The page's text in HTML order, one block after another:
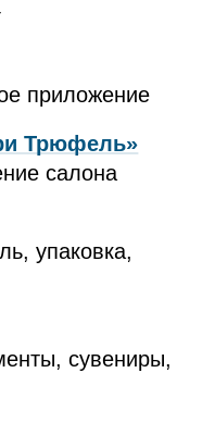
приложение
Трюфель»
салона
упаковка,
сувениры,